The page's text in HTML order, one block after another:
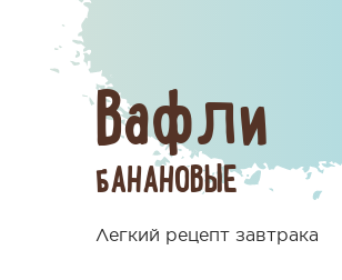
Вафли
БАНАНОВЫЕ
Легкий рецепт завтрака